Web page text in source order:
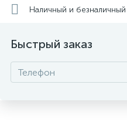
Наличный и
Быстрый заказ